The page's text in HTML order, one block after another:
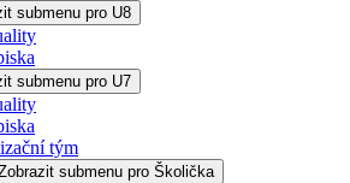
submenu pro U8
submenu pro U7
tým
submenu pro Školička